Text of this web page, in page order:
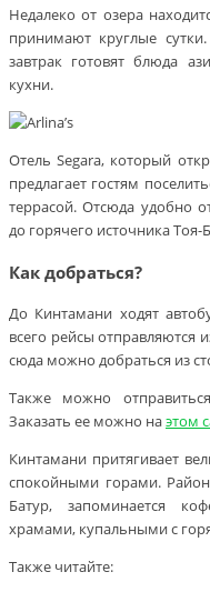
Недалеко от озера
принимают круглые
завтрак готовят блюда
кухни.
Отель Segara, который
предлагает гостям
террасой. Отсюда удобно
до горячего источника Тоя-
Как добраться?
До Кинтамани ходят
всего рейсы отправляются
сюда можно добраться из
Также можно
Заказать ее можно наэтом
Кинтамани притягивает
спокойными горами.
Батур, запоминается
храмами, купальными с
Также читайте: